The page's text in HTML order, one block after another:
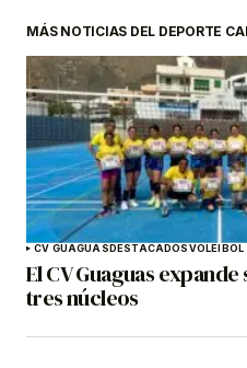
MÁS NOTICIAS DEL DEPORTE
CV GUAGUASDESTACADOSVOLEIBOL
El CV Guaguas
tres núcleos